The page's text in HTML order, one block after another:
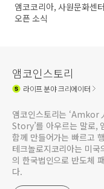
앰코코리아, 사원문화센
오픈 소식
앰코인스토리
라이프분야 크리에이터
앰코인스토리는
Story’를 아우르는 말로,
함께 만들어가는 빠르고
테크놀로지코리아는 미
의 한국법인으로 반도체
다.